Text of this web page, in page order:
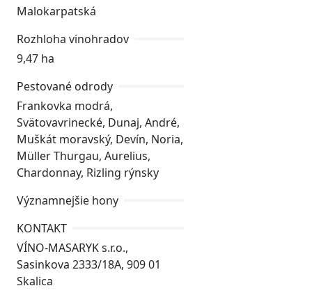
Malokarpatská
Rozhloha vinohradov
9,47 ha
Pestované odrody
Frankovka modrá,
Svätovavrinecké, Dunaj, André,
Muškát moravský, Devín, Noria,
Müller Thurgau, Aurelius,
Chardonnay, Rizling rýnsky
Významnejšie hony
KONTAKT
VÍNO-MASARYK s.r.o.,
Sasinkova 2333/18A, 909 01
Skalica